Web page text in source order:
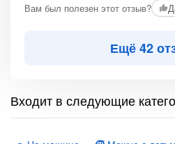
Вам был полезен этот отзыв?
Ещё 42
Входит в следующие